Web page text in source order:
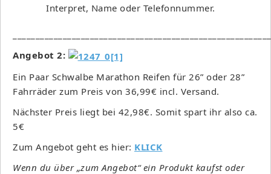
Interpret, Name oder Telefonnummer.
Angebot 2:
Ein Paar Schwalbe Marathon Reifen für 26” oder 28”
Fahrräder zum Preis von 36,99€ incl. Versand.
Nächster Preis liegt bei 42,98€. Somit spart ihr also ca.
5€
Zum Angebot geht es hier: KLICK
Wenn du über „zum Angebot“ ein Produkt kaufst oder